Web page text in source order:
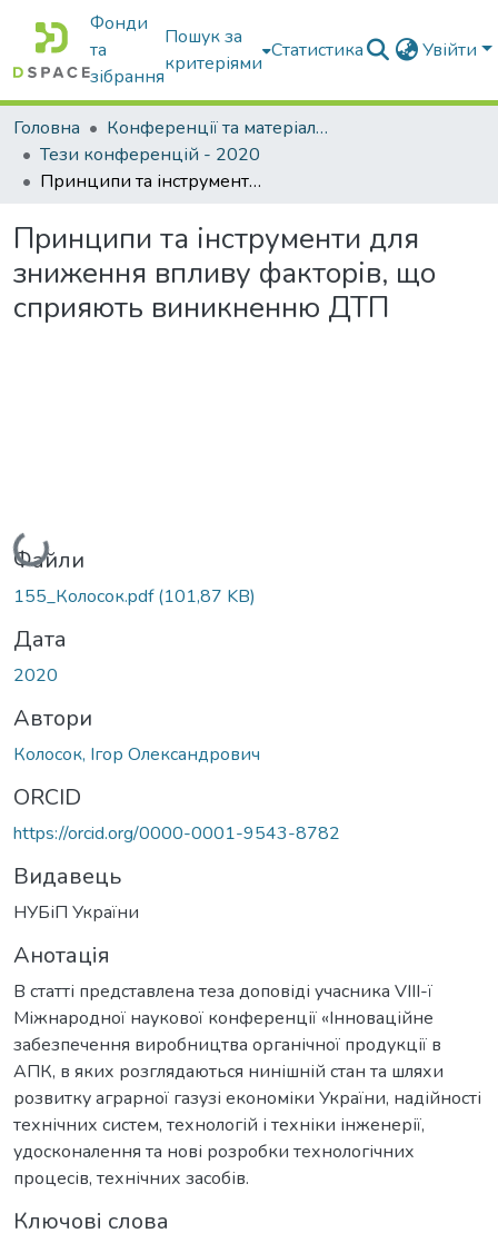
Фонди
та
зібрання
Пошук за
критеріями
Статистика Увійти
Головна
Конференції та матеріали конференцій
Тези конференцій - 2020
Принципи та інструменти для зниження впливу факторів, що сприяють виникненню ДТП
Принципи та інструменти для
зниження впливу факторів, що
сприяють виникненню ДТП
Вантажиться...
Файли
155_Колосок.pdf(101,87 KB)
Дата
2020
Автори
Колосок, Ігор Олександрович
ORCID
https://orcid.org/0000-0001-9543-8782
Видавець
НУБіП України
Анотація
В статті представлена теза доповіді учасника VIІІ-ї
Міжнародної наукової конференції «Інноваційне
забезпечення виробництва органічної продукції в
АПК, в яких розглядаються нинішній стан та шляхи
розвитку аграрної газузі економіки України, надійності
технічних систем, технологій і техніки інженерії,
удосконалення та нові розробки технологічних
процесів, технічних засобів.
Ключові слова